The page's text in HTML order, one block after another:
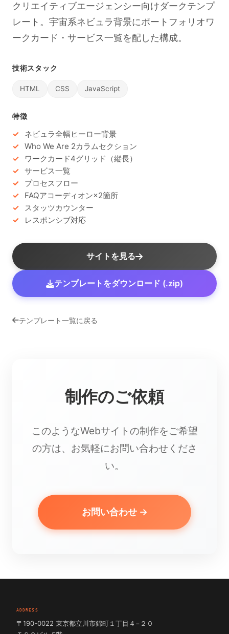
クリエイティブエージェンシー向けダークテンプ
レート。宇宙系ネビュラ背景にポートフォリオワ
ークカード・サービス一覧を配した構成。
技術スタック
HTML CSS JavaScript
特徴
ネビュラ全幅ヒーロー背景
Who We Are 2カラムセクション
ワークカード4グリッド（縦長）
サービス一覧
プロセスフロー
FAQアコーディオン×2箇所
スタッツカウンター
レスポンシブ対応
サイトを見る
テンプレートをダウンロード (.zip)
テンプレート一覧に戻る
制作のご依頼
このようなWebサイトの制作をご希望
の方は、お気軽にお問い合わせくださ
い。
お問い合わせ →
ADDRESS
〒190-0022 東京都立川市錦町１丁目４−２０